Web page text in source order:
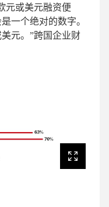
元或美元融资便
一个绝对的数字。
元。”跨国企业财